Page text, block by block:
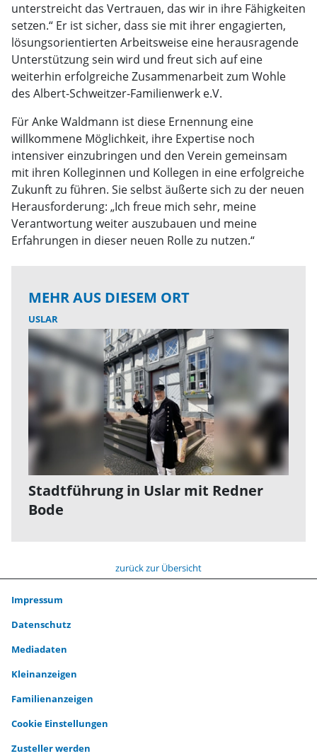
unterstreicht das Vertrauen, das wir in ihre Fähigkeiten
setzen.“ Er ist sicher, dass sie mit ihrer engagierten,
lösungsorientierten Arbeitsweise eine herausragende
Unterstützung sein wird und freut sich auf eine
weiterhin erfolgreiche Zusammenarbeit zum Wohle
des Albert-Schweitzer-Familienwerk e.V.
Für Anke Waldmann ist diese Ernennung eine
willkommene Möglichkeit, ihre Expertise noch
intensiver einzubringen und den Verein gemeinsam
mit ihren Kolleginnen und Kollegen in eine erfolgreiche
Zukunft zu führen. Sie selbst äußerte sich zu der neuen
Herausforderung: „Ich freue mich sehr, meine
Verantwortung weiter auszubauen und meine
Erfahrungen in dieser neuen Rolle zu nutzen.“
MEHR AUS DIESEM ORT
USLAR
Stadtführung in Uslar mit Redner
Bode
zurück zur Übersicht
Impressum
Datenschutz
Mediadaten
Kleinanzeigen
Familienanzeigen
Cookie Einstellungen
Zusteller werden